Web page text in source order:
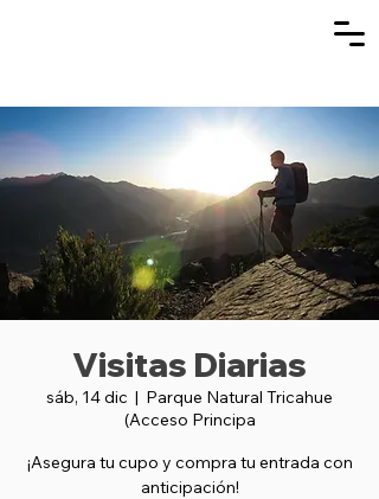
Visitas Diarias
sáb, 14 dic
  |
Parque Natural Tricahue
(Acceso Principa
¡Asegura tu cupo y compra tu entrada con
anticipación!